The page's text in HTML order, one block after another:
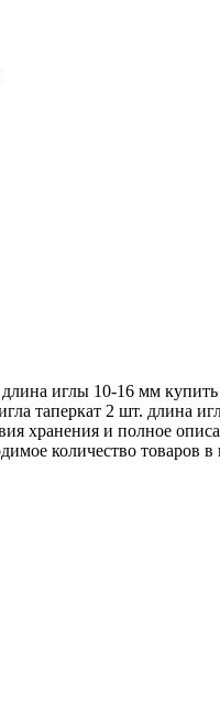
иглы 10-16 мм
таперкат 2 шт. длина
хранения и полное
количество